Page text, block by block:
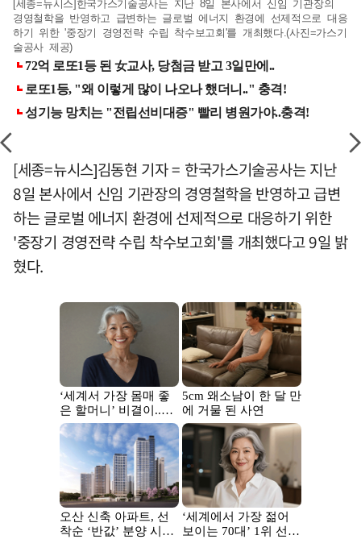
[세종=뉴시스]한국가스기술공사는 지난 8일 본사에서 신임 기관장의
경영철학을 반영하고 급변하는 글로벌 에너지 환경에 선제적으로 대응
하기 위한 '중장기 경영전략 수립 착수보고회'를 개최했다.(사진=가스기
술공사 제공)
[세종=뉴시스]김동현 기자 = 한국가스기술공사는 지난
8일 본사에서 신임 기관장의 경영철학을 반영하고 급변
하는 글로벌 에너지 환경에 선제적으로 대응하기 위한
'중장기 경영전략 수립 착수보고회'를 개최했다고 9일 밝
혔다.